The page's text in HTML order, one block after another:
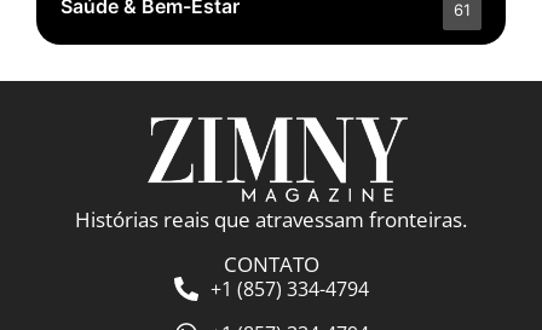
Saúde & Bem-Estar 61
Histórias reais que atravessam fronteiras.
CONTATO
+1 (857) 334-4794